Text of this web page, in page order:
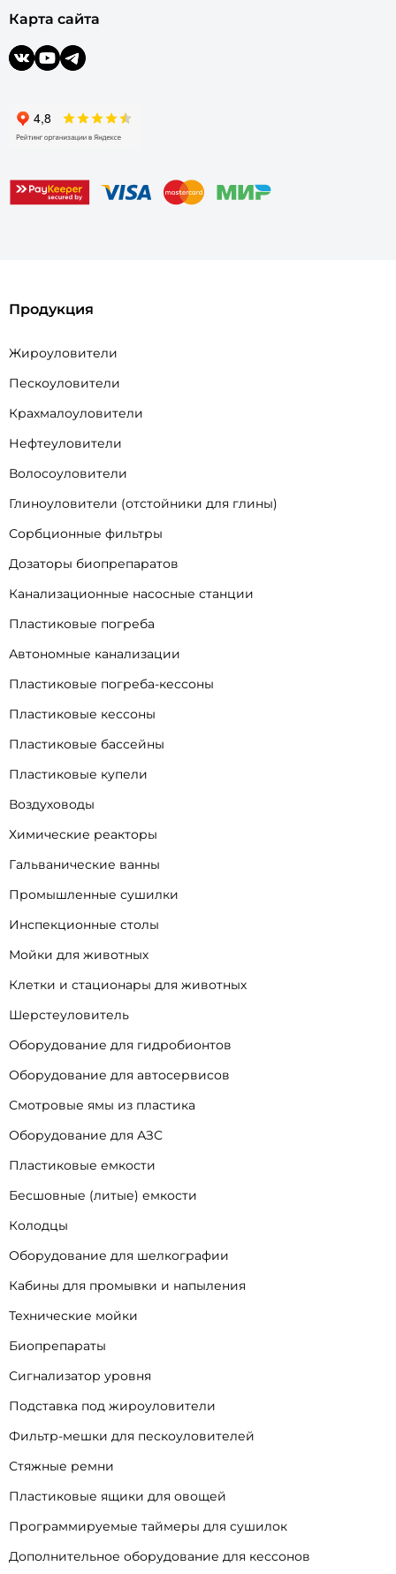
Карта сайта
Продукция
Жироуловители
Пескоуловители
Крахмалоуловители
Нефтеуловители
Волосоуловители
Глиноуловители (отстойники для глины)
Сорбционные фильтры
Дозаторы биопрепаратов
Канализационные насосные станции
Пластиковые погреба
Автономные канализации
Пластиковые погреба-кессоны
Пластиковые кессоны
Пластиковые бассейны
Пластиковые купели
Воздуховоды
Химические реакторы
Гальванические ванны
Промышленные сушилки
Инспекционные столы
Мойки для животных
Клетки и стационары для животных
Шерстеуловитель
Оборудование для гидробионтов
Оборудование для автосервисов
Смотровые ямы из пластика
Оборудование для АЗС
Пластиковые емкости
Бесшовные (литые) емкости
Колодцы
Оборудование для шелкографии
Кабины для промывки и напыления
Технические мойки
Биопрепараты
Сигнализатор уровня
Подставка под жироуловители
Фильтр-мешки для пескоуловителей
Стяжные ремни
Пластиковые ящики для овощей
Программируемые таймеры для сушилок
Дополнительное оборудование для кессонов